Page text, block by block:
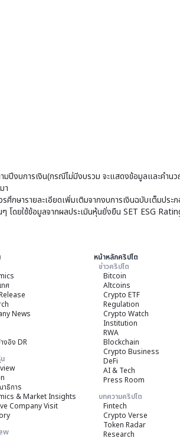
ปีงบการเงิน(กรณีไม่มีงบรวม จะแสดงข้อมูลและคำน
า
กษารายละเอียดเพิ่มเติมจากงบการเงินฉบับเต็มป
โดยใช้ข้อมูลจากผลประเมินหุ้นยั่งยืน SET ESG
ทศ
News
งอิง DR
ธิการ
& Market Insights
Company Visit
หน้าหลักคริปโต
ข่าวคริปโต
Bitcoin
Altcoins
Crypto ETF
Regulation
Crypto Watch
Institution
RWA
Blockchain
Crypto Business
DeFi
AI & Tech
Press Room
บทความคริปโต
Fintech
Crypto Verse
Token Radar
Research